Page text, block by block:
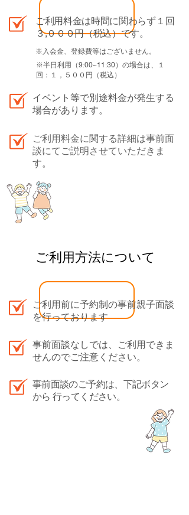
※入会金、登録費等はございません。
イベント等で別途料金が発生する
場合があります。
ご利用料金に関する詳細は事前面
談にてご説明させていただきま
す。
ご利用料金は時間に関わらず１回
３,０００円（税込）です。
※半日利用（9:00~11:30）の場合は、１
回：１，５００円（税込）
​ご利用方法について
ご利用前に予約制の事前親子面談
を行っております
事前面談なしでは、ご利用できま
せんのでご注意ください。
事前面談のご予約は、下記ボタン
から 行ってください。